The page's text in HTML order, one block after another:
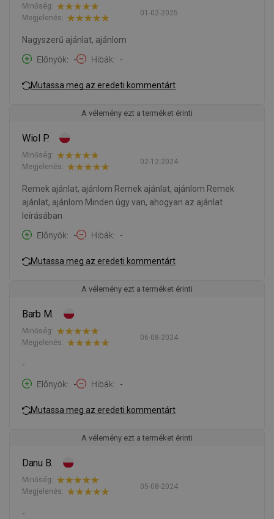
01-02-2025
Minőség:
Megjelenés:
Nagyszerű ajánlat, ajánlom
Előnyök
- Hibák -
Mutassa meg az eredeti kommentárt
A vélemény ezt a terméket érinti
Wiol P.
02-12-2024
Minőség:
Megjelenés:
Remek ajánlat, ajánlom Remek ajánlat, ajánlom Remek
ajánlat, ajánlom Minden úgy van, ahogyan az ajánlat
leírásában
Előnyök
- Hibák -
Mutassa meg az eredeti kommentárt
A vélemény ezt a terméket érinti
Barb M.
06-08-2024
Minőség:
Megjelenés:
-
Előnyök
- Hibák -
Mutassa meg az eredeti kommentárt
A vélemény ezt a terméket érinti
Danu B.
05-08-2024
Minőség:
Megjelenés:
-